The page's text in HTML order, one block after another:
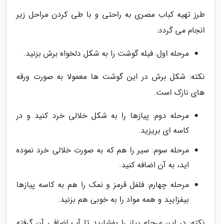
طرز تهیه کباب مصری به راحتی و با طی کردن مراحل زیر
انجام می گردد:
مرحله اول: فیله گوشت را به شکل دلخواه برش بزنید.
نکته: شکل برش در این گوشت ها معمولا به صورت ورقه
های نازک است.
مرحله دوم: پیازها را به شکل خلالی خرد کنید و در
کاسه ای بریزید.
مرحله سوم: سیر را هم که به صورت خلالی خرد نموده
اید، به آن اضافه کنید.
مرحله چهارم: فلفل قرمز و نمک را هم به کاسه پیازها
بیفزایید و همه مواد را به خوبی هم بزنید.